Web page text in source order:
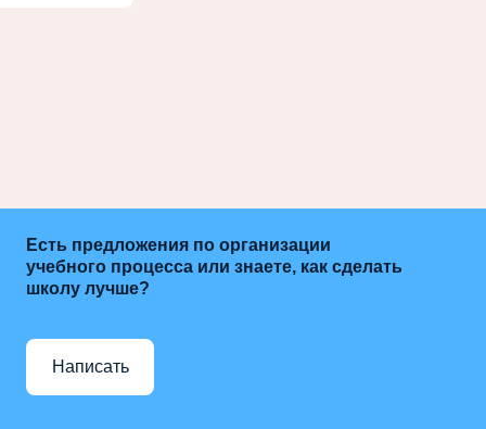
Есть предложения по организации
учебного процесса или знаете, как сделать
школу лучше?
Написать